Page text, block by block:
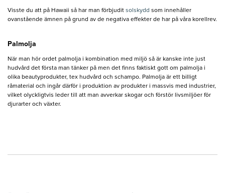
Visste du att på Hawaii så har man förbjudit solskydd som innehåller
ovanstående ämnen på grund av de negativa effekter de har på våra korellrev.
Palmolja
När man hör ordet palmolja i kombination med miljö så är kanske inte just
hudvård det första man tänker på men det finns faktiskt gott om palmolja i
olika beautyprodukter, tex hudvård och schampo. Palmolja är ett billigt
råmaterial och ingår därför i produktion av produkter i massvis med industrier,
vilket olyckligtvis leder till att man avverkar skogar och förstör livsmiljöer för
djurarter och växter.